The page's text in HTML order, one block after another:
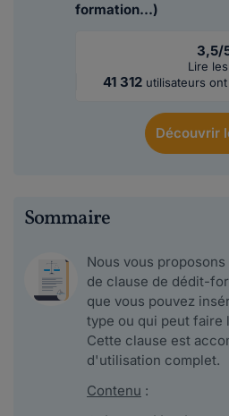
formation...)
3,5/
Lire
41 312 utilisateurs
Découvrir
Sommaire
Nous vous
de clause de dédit-
que vous pouvez
type ou qui peut faire
Cette clause est
d'utilisation complet.
Contenu :